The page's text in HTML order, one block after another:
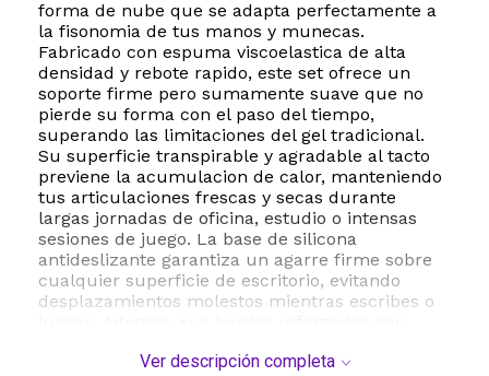
forma de nube que se adapta perfectamente a
la fisonomia de tus manos y munecas.
Fabricado con espuma viscoelastica de alta
densidad y rebote rapido, este set ofrece un
soporte firme pero sumamente suave que no
pierde su forma con el paso del tiempo,
superando las limitaciones del gel tradicional.
Su superficie transpirable y agradable al tacto
previene la acumulacion de calor, manteniendo
tus articulaciones frescas y secas durante
largas jornadas de oficina, estudio o intensas
sesiones de juego. La base de silicona
antideslizante garantiza un agarre firme sobre
cualquier superficie de escritorio, evitando
desplazamientos molestos mientras escribes o
excepcional sin deformaciones. Con
Ver descripción completa